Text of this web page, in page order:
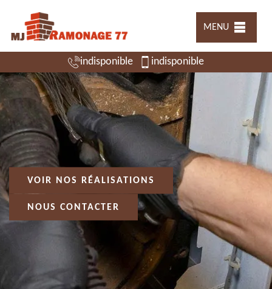
MENU
indisponible indisponible
VOIR NOS RÉALISATIONS
NOUS CONTACTER